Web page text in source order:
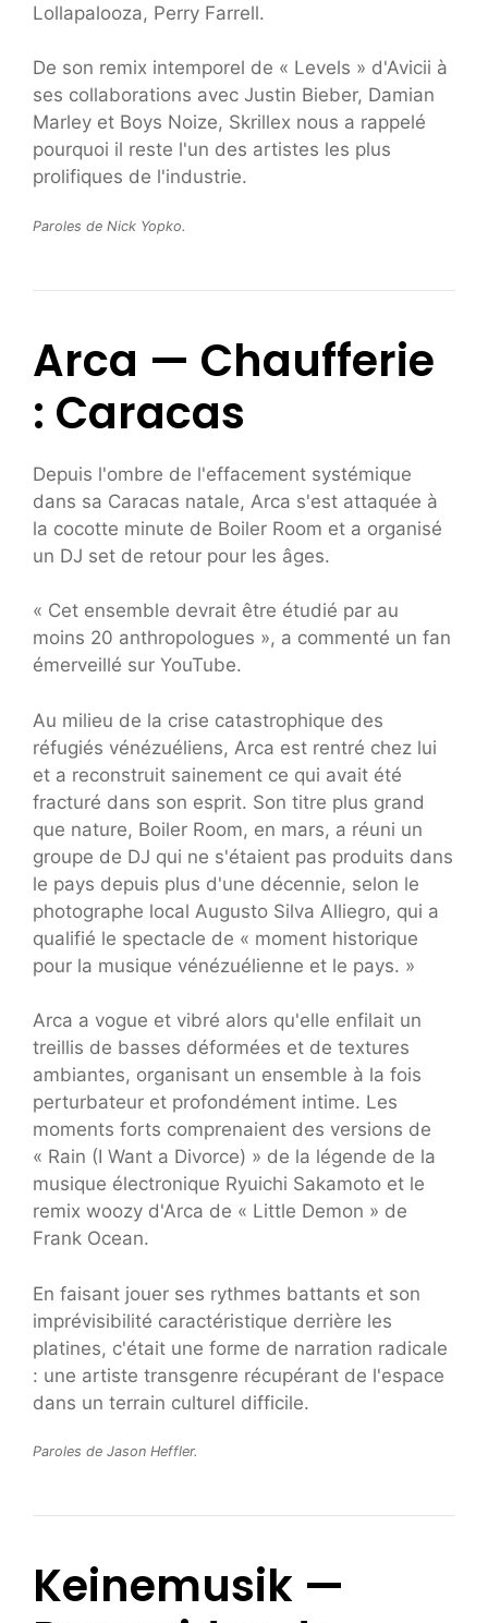
Lollapalooza, Perry Farrell.
De son remix intemporel de « Levels » d'Avicii à
ses collaborations avec Justin Bieber, Damian
Marley et Boys Noize, Skrillex nous a rappelé
pourquoi il reste l'un des artistes les plus
prolifiques de l'industrie.
Paroles de Nick Yopko.
Arca — Chaufferie
: Caracas
Depuis l'ombre de l'effacement systémique
dans sa Caracas natale, Arca s'est attaquée à
la cocotte minute de Boiler Room et a organisé
un DJ set de retour pour les âges.
« Cet ensemble devrait être étudié par au
moins 20 anthropologues », a commenté un fan
émerveillé sur YouTube.
Au milieu de la crise catastrophique des
réfugiés vénézuéliens, Arca est rentré chez lui
et a reconstruit sainement ce qui avait été
fracturé dans son esprit. Son titre plus grand
que nature, Boiler Room, en mars, a réuni un
groupe de DJ qui ne s'étaient pas produits dans
le pays depuis plus d'une décennie, selon le
photographe local Augusto Silva Alliegro, qui a
qualifié le spectacle de « moment historique
pour la musique vénézuélienne et le pays. »
Arca a vogue et vibré alors qu'elle enfilait un
treillis de basses déformées et de textures
ambiantes, organisant un ensemble à la fois
perturbateur et profondément intime. Les
moments forts comprenaient des versions de
« Rain (I Want a Divorce) » de la légende de la
musique électronique Ryuichi Sakamoto et le
remix woozy d'Arca de « Little Demon » de
Frank Ocean.
En faisant jouer ses rythmes battants et son
imprévisibilité caractéristique derrière les
platines, c'était une forme de narration radicale
: une artiste transgenre récupérant de l'espace
dans un terrain culturel difficile.
Paroles de Jason Heffler.
Keinemusik —